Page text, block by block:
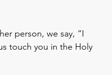
person, we say, “I
touch you in the Holy